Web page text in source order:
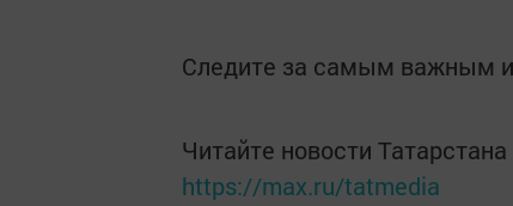
Следите за самым важным и
Читайте новости
https://max.ru/tatmedia